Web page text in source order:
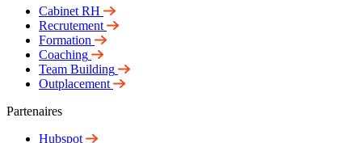
Cabinet RH
Recrutement
Formation
Coaching
Team Building
Outplacement
Partenaires
Hubspot